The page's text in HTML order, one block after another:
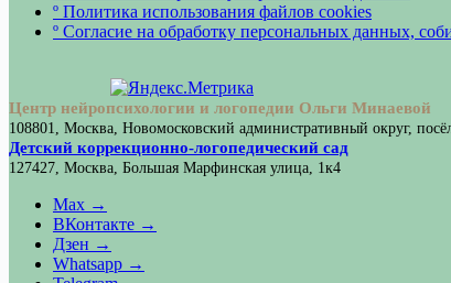
º Политика использования файлов cookies
º Согласие на обработку персональных данных,
Центр нейропсихологии и логопедии Ольги Минаевой
108801, Москва, Новомосковский административный округ,
Детский коррекционно-логопедический сад
127427, Москва, Большая Марфинская улица, 1к4
Max →
ВКонтакте →
Дзен →
Whatsapp →